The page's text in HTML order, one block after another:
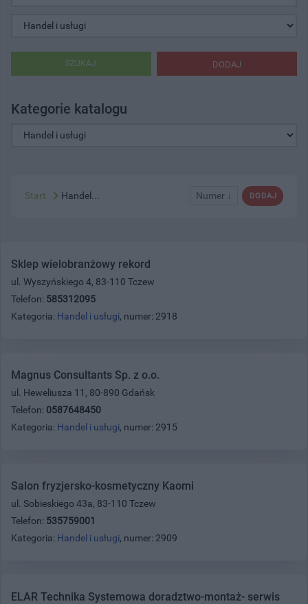
DODAJ
SZUKAJ
Kategorie katalogu
DODAJ
Numer ↓
Start Handel...
Sklep wielobranżowy rekord
ul. Wyszyńskiego 4, 83-110 Tczew
Telefon: 585312095
Kategoria: Handel i usługi, numer: 2918
Magnus Consultants Sp. z o.o.
ul. Heweliusza 11, 80-890 Gdańsk
Telefon: 0587648450
Kategoria: Handel i usługi, numer: 2915
Salon fryzjersko-kosmetyczny Kaomi
ul. Sobieskiego 43a, 83-110 Tczew
Telefon: 535759001
Kategoria: Handel i usługi, numer: 2909
ELAR Technika Systemowa doradztwo-montaż- serwis